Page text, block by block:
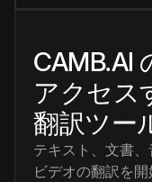
CAMB.AI
アクセス
翻訳ツー
テキスト、文書、
ビデオの翻訳を開